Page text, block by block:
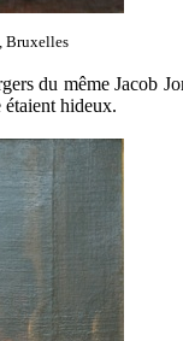
Bruxelles
du même Jacob
étaient hideux.